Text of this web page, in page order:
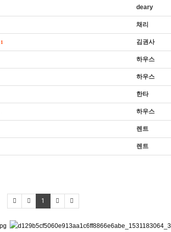
deary
채리
1 김권사
하우스
하우스
한타
하우스
렌트
렌트
1